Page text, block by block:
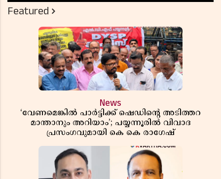
Featured
News
‘വേണമെങ്കിൽ പാർട്ടിക്ക് ഷെഡിൻ്റെ അടിത്തറ
മാന്താനും അറിയാം’; പയ്യന്നൂരിൽ വിവാദ
പ്രസംഗവുമായി കെ കെ രാഗേഷ്